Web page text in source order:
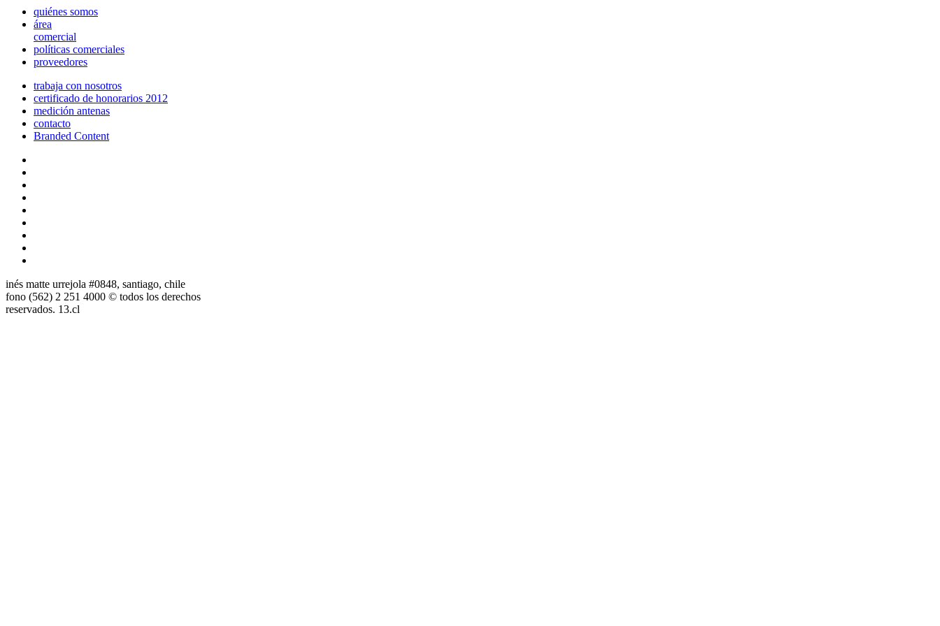
quiénes somos
área
comercial
políticas comerciales
proveedores
trabaja con nosotros
certificado de honorarios 2012
medición antenas
contacto
Branded Content
inés matte urrejola #0848, santiago, chile
fono (562) 2 251 4000 © todos los derechos
reservados. 13.cl